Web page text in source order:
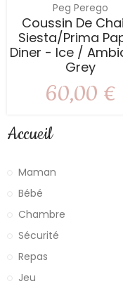
Peg Perego
Coussin De
Siesta/prima
Diner - Ice /
Grey
60,00 €
Accueil
Maman
Bébé
Chambre
Sécurité
Repas
Jeu